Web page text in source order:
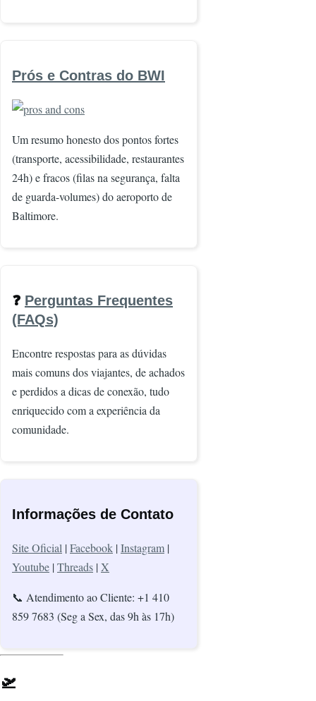
Prós e Contras do BWI
Imagem
Um resumo honesto dos pontos fortes
(transporte, acessibilidade, restaurantes
24h) e fracos (filas na segurança, falta
de guarda-volumes) do aeroporto de
Baltimore.
❓ Perguntas Frequentes
(FAQs)
Encontre respostas para as dúvidas
mais comuns dos viajantes, de achados
e perdidos a dicas de conexão, tudo
enriquecido com a experiência da
comunidade.
Informações de Contato
Site Oficial |Facebook |Instagram |
Youtube |Threads |X
📞 Atendimento ao Cliente: +1 410
859 7683 (Seg a Sex, das 9h às 17h)
🛫